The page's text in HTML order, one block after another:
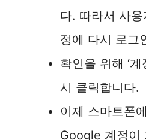
다. 따라서 사
정에 다시 로그
확인을 위해 ‘
시 클릭합니다.
이제 스마트폰
Google 계정이